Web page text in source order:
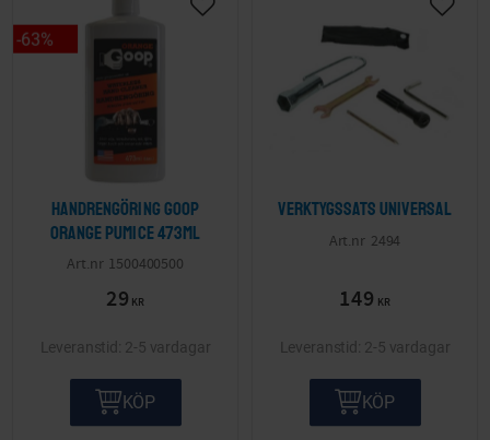
Handrengöring Goop
orange Pumice 473ml
1500400500
29 KR
63%
2-5 vardagar
KÖP
Verktygssats Universal
2494
149 KR
2-5 vardagar
KÖP